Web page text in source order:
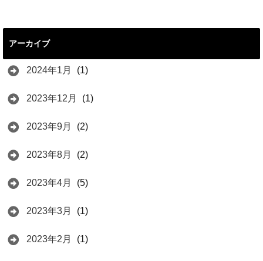
アーカイブ
2024年1月 (1)
2023年12月 (1)
2023年9月 (2)
2023年8月 (2)
2023年4月 (5)
2023年3月 (1)
2023年2月 (1)